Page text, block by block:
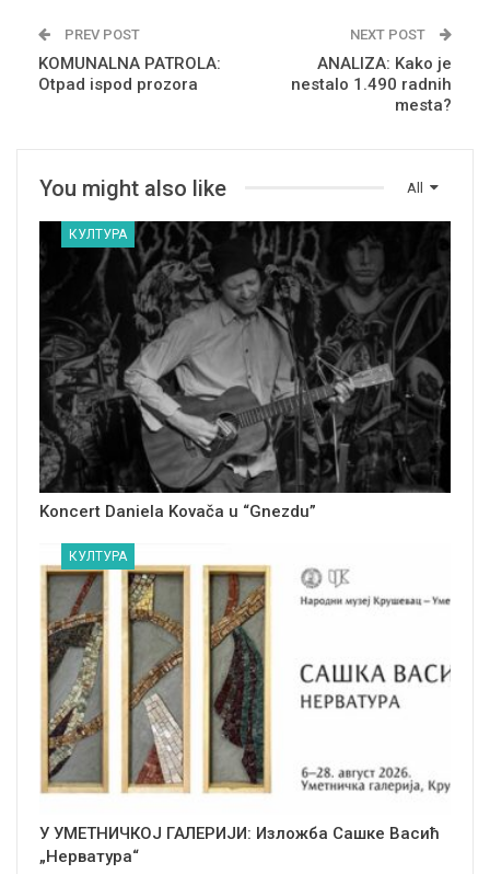
PREV POST
KOMUNALNA PATROLA:
Otpad ispod prozora
NEXT POST
ANALIZA: Kako je
nestalo 1.490 radnih
mesta?
All
You might also like
КУЛТУРА
Koncert Daniela Kovača u “Gnezdu”
КУЛТУРА
У УМЕТНИЧКОЈ ГАЛЕРИЈИ: Изложба Сашке Васић
„Нерватура“